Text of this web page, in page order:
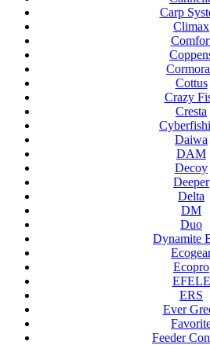
Carp
Climax
Cottus
Crazy
Cresta
Daiwa
DAM
Decoy
Deeper
Delta
DM
Duo
Dynamite
Ecopro
EFELE
ERS
Ever
Feeder